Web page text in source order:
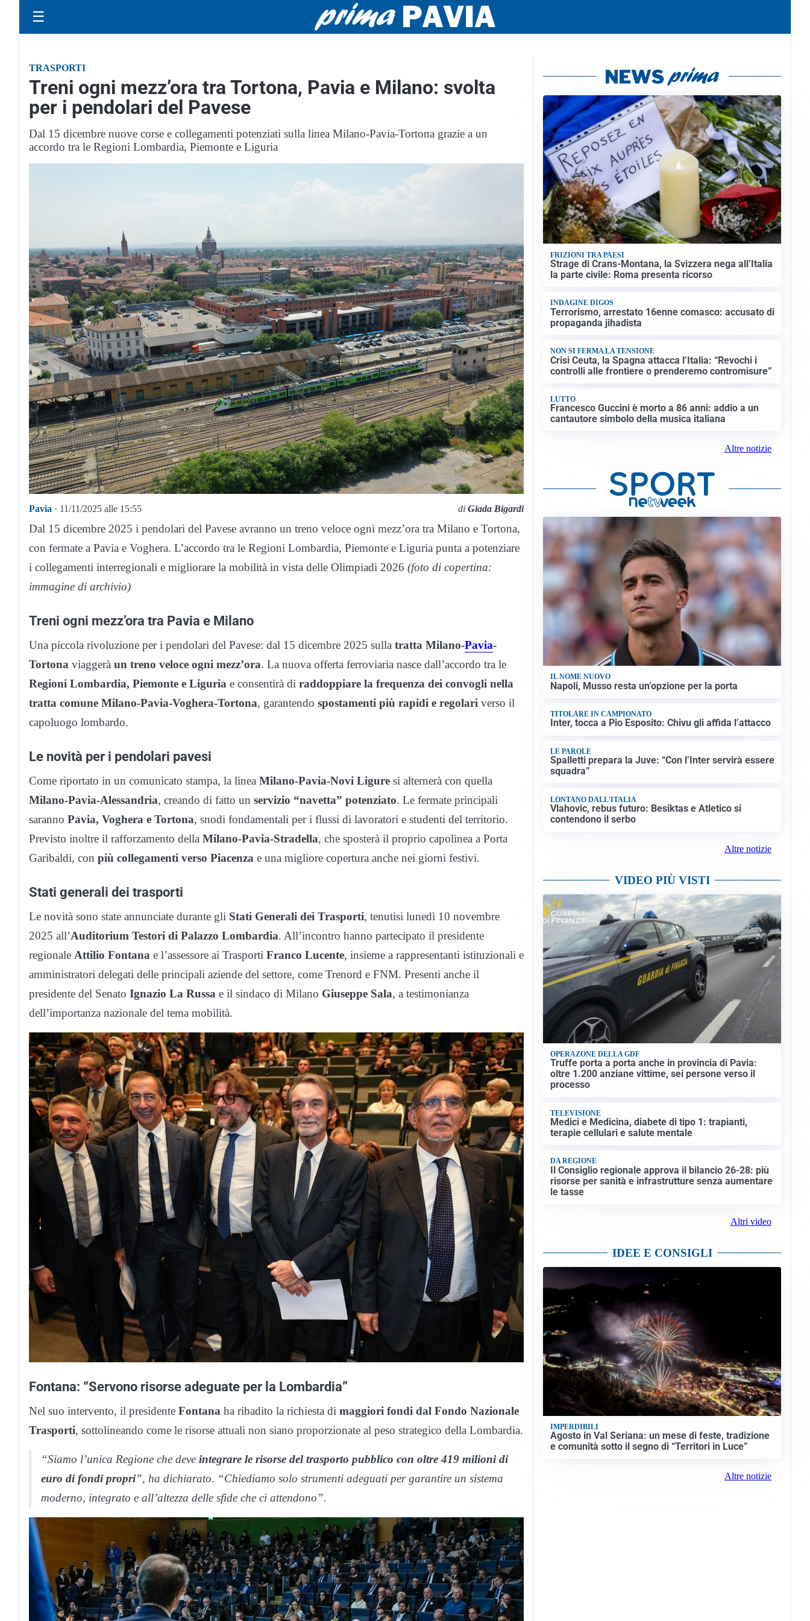
☰
TRASPORTI
Treni ogni mezz’ora tra Tortona, Pavia e Milano: svolta
per i pendolari del Pavese
Dal 15 dicembre nuove corse e collegamenti potenziati sulla linea Milano-Pavia-Tortona grazie a un
accordo tra le Regioni Lombardia, Piemonte e Liguria
Pavia · 11/11/2025 alle 15:55 diGiada Bigardi
Dal 15 dicembre 2025 i pendolari del Pavese avranno un treno veloce ogni mezz’ora tra Milano e Tortona,
con fermate a Pavia e Voghera. L’accordo tra le Regioni Lombardia, Piemonte e Liguria punta a potenziare
i collegamenti interregionali e migliorare la mobilità in vista delle Olimpiadi 2026 (foto di copertina:
immagine di archivio)
Treni ogni mezz’ora tra Pavia e Milano
Una piccola rivoluzione per i pendolari del Pavese: dal 15 dicembre 2025 sulla tratta Milano-Pavia-
Tortona viaggerà un treno veloce ogni mezz’ora. La nuova offerta ferroviaria nasce dall’accordo tra le
Regioni Lombardia, Piemonte e Liguria e consentirà di raddoppiare la frequenza dei convogli nella
tratta comune Milano-Pavia-Voghera-Tortona, garantendo spostamenti più rapidi e regolari verso il
capoluogo lombardo.
Le novità per i pendolari pavesi
Come riportato in un comunicato stampa, la linea Milano-Pavia-Novi Ligure si alternerà con quella
Milano-Pavia-Alessandria, creando di fatto un servizio “navetta” potenziato. Le fermate principali
saranno Pavia, Voghera e Tortona, snodi fondamentali per i flussi di lavoratori e studenti del territorio.
Previsto inoltre il rafforzamento della Milano-Pavia-Stradella, che sposterà il proprio capolinea a Porta
Garibaldi, con più collegamenti verso Piacenza e una migliore copertura anche nei giorni festivi.
Stati generali dei trasporti
Le novità sono state annunciate durante gli Stati Generali dei Trasporti, tenutisi lunedì 10 novembre
2025 all’Auditorium Testori di Palazzo Lombardia. All’incontro hanno partecipato il presidente
regionale Attilio Fontana e l’assessore ai Trasporti Franco Lucente, insieme a rappresentanti istituzionali e
amministratori delegati delle principali aziende del settore, come Trenord e FNM. Presenti anche il
presidente del Senato Ignazio La Russa e il sindaco di Milano Giuseppe Sala, a testimonianza
dell’importanza nazionale del tema mobilità.
Fontana: “Servono risorse adeguate per la Lombardia”
Nel suo intervento, il presidente Fontana ha ribadito la richiesta di maggiori fondi dal Fondo Nazionale
Trasporti, sottolineando come le risorse attuali non siano proporzionate al peso strategico della Lombardia.
“Siamo l’unica Regione che deve integrare le risorse del trasporto pubblico con oltre 419 milioni di
euro di fondi propri”, ha dichiarato. “Chiediamo solo strumenti adeguati per garantire un sistema
moderno, integrato e all’altezza delle sfide che ci attendono”.
FRIZIONI TRA PAESI
Strage di Crans-Montana, la Svizzera nega all’Italia
la parte civile: Roma presenta ricorso
INDAGINE DIGOS
Terrorismo, arrestato 16enne comasco: accusato di
propaganda jihadista
NON SI FERMA LA TENSIONE
Crisi Ceuta, la Spagna attacca l’Italia: “Revochi i
controlli alle frontiere o prenderemo contromisure”
LUTTO
Francesco Guccini è morto a 86 anni: addio a un
cantautore simbolo della musica italiana
Altre notizie
IL NOME NUOVO
Napoli, Musso resta un’opzione per la porta
TITOLARE IN CAMPIONATO
Inter, tocca a Pio Esposito: Chivu gli affida l’attacco
LE PAROLE
Spalletti prepara la Juve: “Con l’Inter servirà essere
squadra”
LONTANO DALL'ITALIA
Vlahovic, rebus futuro: Besiktas e Atletico si
contendono il serbo
Altre notizie
VIDEO PIÙ VISTI
OPERAZONE DELLA GDF
Truffe porta a porta anche in provincia di Pavia:
oltre 1.200 anziane vittime, sei persone verso il
processo
TELEVISIONE
Medici e Medicina, diabete di tipo 1: trapianti,
terapie cellulari e salute mentale
DA REGIONE
Il Consiglio regionale approva il bilancio 26-28: più
risorse per sanità e infrastrutture senza aumentare
le tasse
Altri video
IDEE E CONSIGLI
IMPERDIBILI
Agosto in Val Seriana: un mese di feste, tradizione
e comunità sotto il segno di “Territori in Luce”
Altre notizie